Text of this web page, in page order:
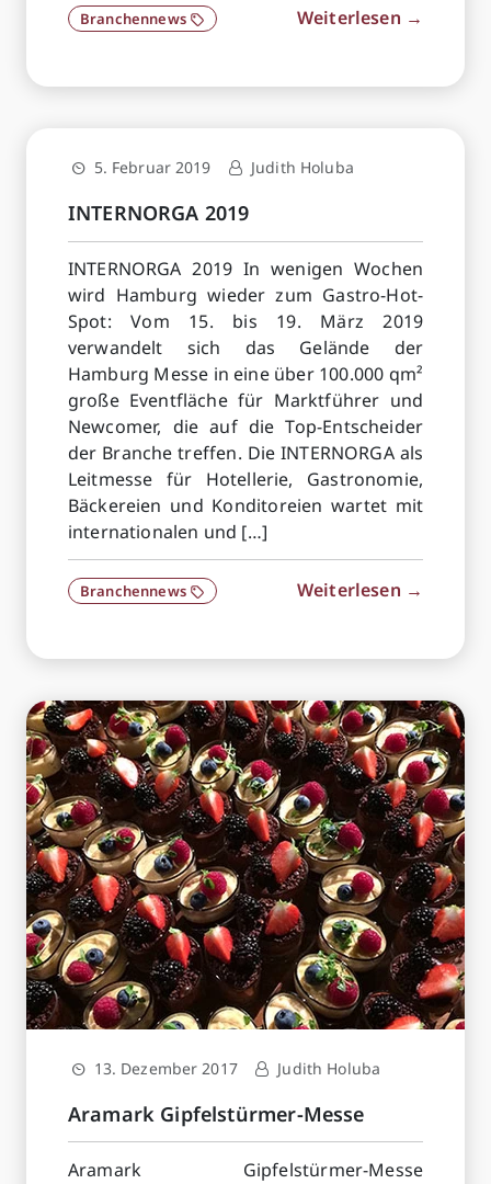
Branchennews Weiterlesen →
5. Februar 2019 Judith Holuba
INTERNORGA 2019
INTERNORGA 2019 In wenigen Wochen
wird Hamburg wieder zum Gastro-Hot-
Spot: Vom 15. bis 19. März 2019
verwandelt sich das Gelände der
Hamburg Messe in eine über 100.000 qm²
große Eventfläche für Marktführer und
Newcomer, die auf die Top-Entscheider
der Branche treffen. Die INTERNORGA als
Leitmesse für Hotellerie, Gastronomie,
Bäckereien und Konditoreien wartet mit
internationalen und […]
Branchennews Weiterlesen →
13. Dezember 2017 Judith Holuba
Aramark Gipfelstürmer-Messe
Aramark Gipfelstürmer-Messe